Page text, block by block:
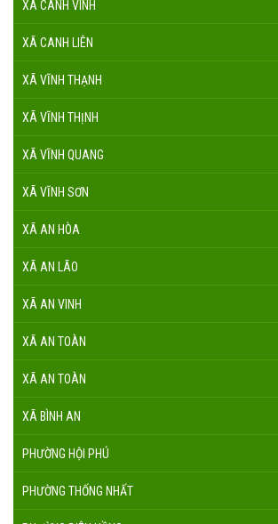
XÃ CANH VINH
XÃ CANH LIÊN
XÃ VĨNH THẠNH
XÃ VĨNH THỊNH
XÃ VĨNH QUANG
XÃ VĨNH SƠN
XÃ AN HÒA
XÃ AN LÃO
XÃ AN VINH
XÃ AN TOÀN
XÃ AN TOÀN
XÃ BÌNH AN
PHƯỜNG HỘI PHÚ
PHƯỜNG THỐNG NHẤT